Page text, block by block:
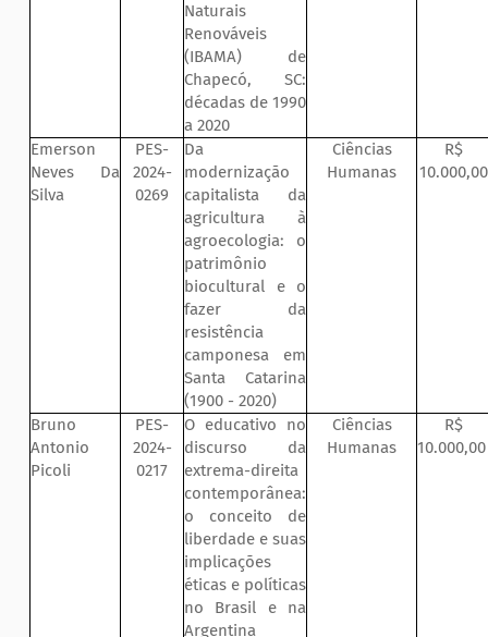
Naturais
Renováveis
(IBAMA) de
Chapecó, SC:
décadas de 1990
a 2020
Emerson
Neves Da
Silva
PES-
2024-
0269
Da
modernização
capitalista da
agricultura à
agroecologia: o
patrimônio
biocultural e o
fazer da
resistência
camponesa em
Santa Catarina
(1900 - 2020)
Ciências
Humanas
R$
10.000,00
Bruno
Antonio
Picoli
PES-
2024-
0217
O educativo no
discurso da
extrema-direita
contemporânea:
o conceito de
liberdade e suas
implicações
éticas e políticas
no Brasil e na
Argentina
Ciências
Humanas
R$
10.000,00